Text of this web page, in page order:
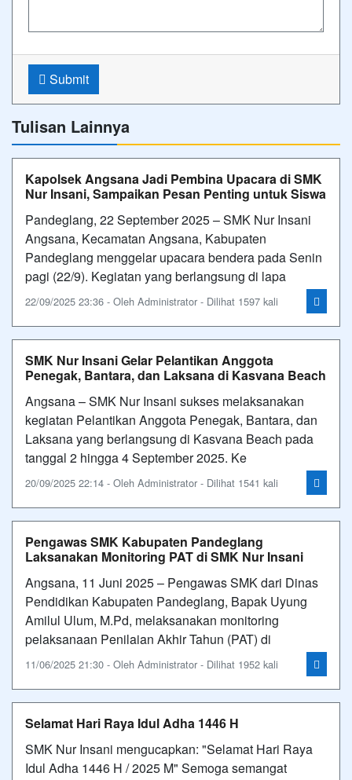
Submit
Tulisan Lainnya
Kapolsek Angsana Jadi Pembina Upacara di SMK
Nur Insani, Sampaikan Pesan Penting untuk Siswa
Pandeglang, 22 September 2025 – SMK Nur Insani
Angsana, Kecamatan Angsana, Kabupaten
Pandeglang menggelar upacara bendera pada Senin
pagi (22/9). Kegiatan yang berlangsung di lapa
22/09/2025 23:36 - Oleh Administrator - Dilihat 1597 kali
SMK Nur Insani Gelar Pelantikan Anggota
Penegak, Bantara, dan Laksana di Kasvana Beach
Angsana – SMK Nur Insani sukses melaksanakan
kegiatan Pelantikan Anggota Penegak, Bantara, dan
Laksana yang berlangsung di Kasvana Beach pada
tanggal 2 hingga 4 September 2025. Ke
20/09/2025 22:14 - Oleh Administrator - Dilihat 1541 kali
Pengawas SMK Kabupaten Pandeglang
Laksanakan Monitoring PAT di SMK Nur Insani
Angsana, 11 Juni 2025 – Pengawas SMK dari Dinas
Pendidikan Kabupaten Pandeglang, Bapak Uyung
Amilul Ulum, M.Pd, melaksanakan monitoring
pelaksanaan Penilaian Akhir Tahun (PAT) di
11/06/2025 21:30 - Oleh Administrator - Dilihat 1952 kali
Selamat Hari Raya Idul Adha 1446 H
SMK Nur Insani mengucapkan: "Selamat Hari Raya
Idul Adha 1446 H / 2025 M" Semoga semangat